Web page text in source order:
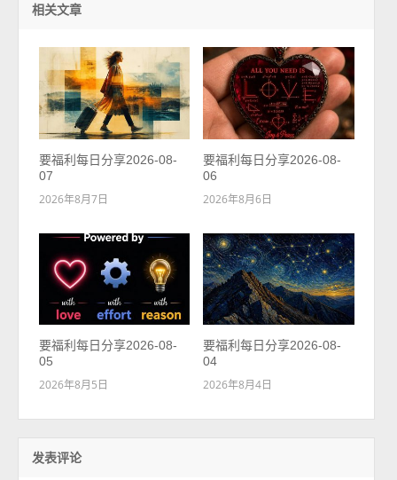
相关文章
要福利每日分享2026-08-
07
2026年8月7日
要福利每日分享2026-08-
06
2026年8月6日
要福利每日分享2026-08-
05
2026年8月5日
要福利每日分享2026-08-
04
2026年8月4日
发表评论